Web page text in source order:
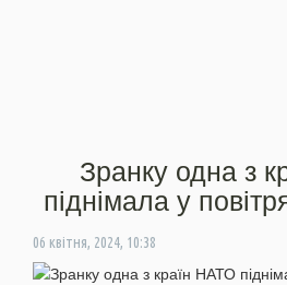
Зранку одна з
піднімала у
06 квітня, 2024, 10:38